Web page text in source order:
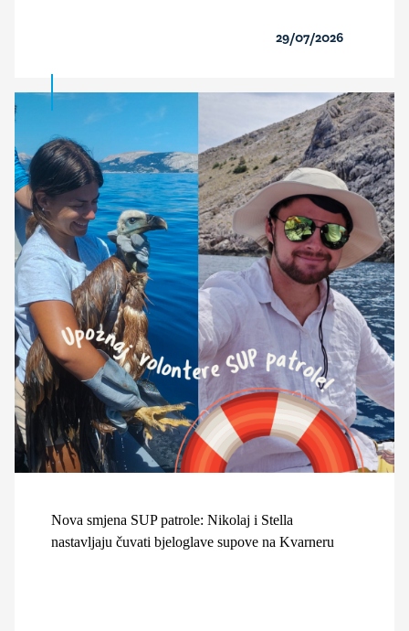
29/07/2026
Nova smjena SUP patrole: Nikolaj i Stella
nastavljaju čuvati bjeloglave supove na Kvarneru